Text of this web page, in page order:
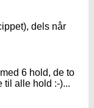
dels når
6 hold, de to
til alle hold :-)...